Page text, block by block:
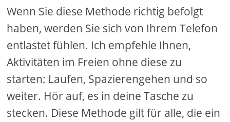
Wenn Sie diese Methode richtig befolgt
haben, werden Sie sich von Ihrem Telefon
entlastet fühlen. Ich empfehle Ihnen,
Aktivitäten im Freien ohne diese zu
starten: Laufen, Spazierengehen und so
weiter. Hör auf, es in deine Tasche zu
stecken. Diese Methode gilt für alle, die ein